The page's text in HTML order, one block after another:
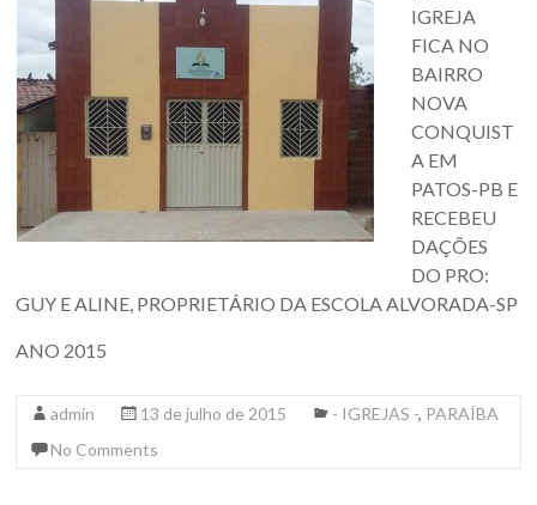
IGREJA
FICA NO
BAIRRO
NOVA
CONQUIST
A EM
PATOS-PB E
RECEBEU
DAÇÕES
DO PRO:
GUY E ALINE, PROPRIETÁRIO DA ESCOLA ALVORADA-SP
ANO 2015
admin 13 de julho de 2015 - IGREJAS -, PARAÍBA
No Comments